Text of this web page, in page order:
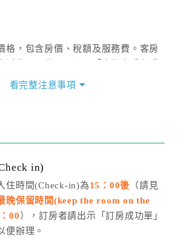
格，包含房價、稅額及服務費。客房
標準。
」提出申辦，四方通行
異動，皆為次日計算及辦理。
9:00～晚上6:00
看完整注意事項
in)
住時間(Check-in)為15：00後 （請見
晚保留時間(keep the room on the
00），訂房者請出示「訂房成功單」
便辦理。